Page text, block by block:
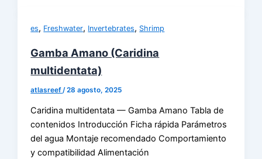
es, Freshwater, Invertebrates, Shrimp
Gamba Amano (Caridina
multidentata)
atlasreef /28 agosto, 2025
Caridina multidentata — Gamba Amano Tabla de
contenidos Introducción Ficha rápida Parámetros
del agua Montaje recomendado Comportamiento
y compatibilidad Alimentación